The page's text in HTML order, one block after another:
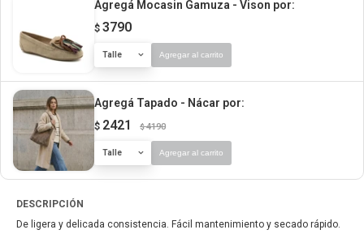
Agregá Mocasin Gamuza - Vison por:
$ 3790
Talle Agregar al carrito
Agregá Tapado - Nácar por:
$ 2421 $ 4190
Talle Agregar al carrito
DESCRIPCIÓN
De ligera y delicada consistencia. Fácil mantenimiento y secado rápido.